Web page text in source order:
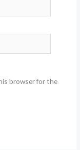
browser for the